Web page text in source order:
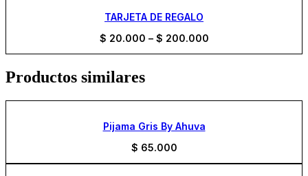
TARJETA DE REGALO
$ 20.000 – $ 200.000
Productos similares
Pijama Gris By Ahuva
$ 65.000